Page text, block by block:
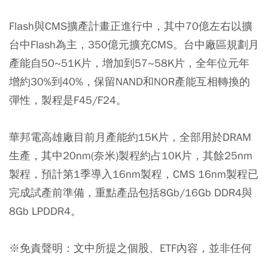
Flash與CMS擴產計畫正進行中，其中70億左右以擴
台中Flash為主，350億元擴充CMS。台中廠區規劃月
產能自50~51K片，增加到57~58K片，全年位元年
增約30%到40%，保留NAND和NOR產能互相轉換的
彈性，製程是F45/F24。
華邦電高雄廠目前月產能約15K片，全部用於DRAM
生產，其中20nm(奈米)製程約占10K片，其餘25nm
製程，預計第1季導入16nm製程，CMS 16nm製程已
完成試產前準備，重點產品包括8Gb/16Gb DDR4與
8Gb LPDDR4。
※免責聲明：文中所提之個股、ETF內容，並非任何